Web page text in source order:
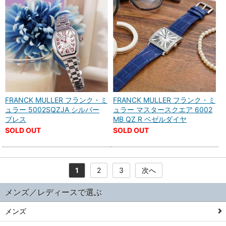
FRANCK MULLER フランク・ミ
ュラー 5002SQZJA シルバー
ブレス
SOLD OUT
FRANCK MULLER フランク・ミ
ュラー マスタースクエア 6002
MB QZ R ベゼルダイヤ
SOLD OUT
1 2 3 次へ
メンズ／レディースで選ぶ
メンズ